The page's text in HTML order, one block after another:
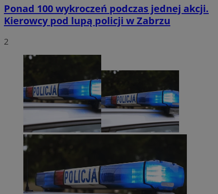
Ponad 100 wykroczeń podczas jednej akcji.
Kierowcy pod lupą policji w Zabrzu
2